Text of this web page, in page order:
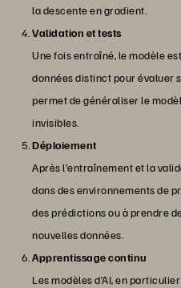
la descente en gradient.
Validation et tests
Une fois entraîné, le modèle
données distinct pour évaluer
permet de généraliser le
invisibles.
Déploiement
Après l’entraînement et la
dans des environnements de
des prédictions ou à prendre
nouvelles données.
Apprentissage continu
Les modèles d’AI, en